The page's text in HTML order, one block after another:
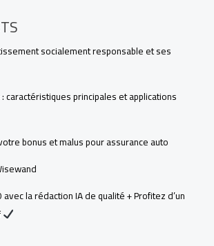
socialement responsable et ses
caractéristiques principales et applications
bonus et malus pour assurance auto
la rédaction IA de qualité + Profitez d’un